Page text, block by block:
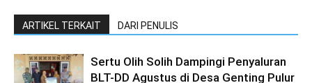
ARTIKEL TERKAIT DARI PENULIS
Sertu Olih Solih Dampingi Penyaluran
BLT-DD Agustus di Desa Genting Pulur